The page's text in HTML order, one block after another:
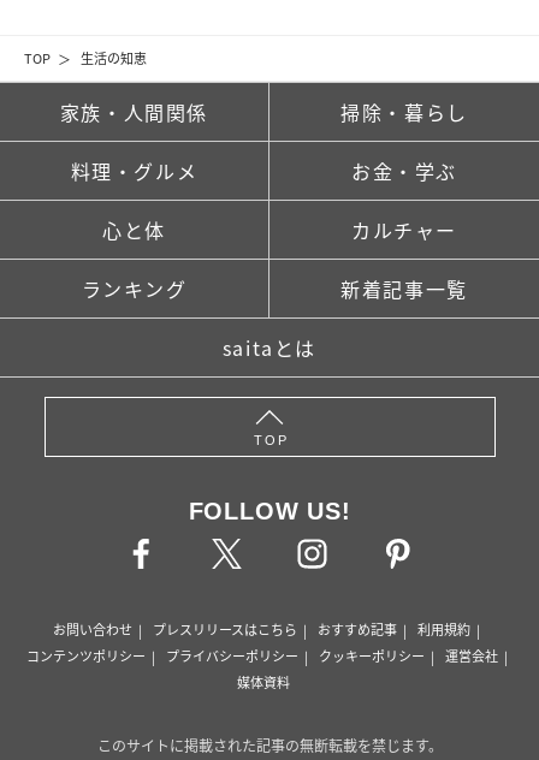
TOP 生活の知恵
家族・人間関係 掃除・暮らし
料理・グルメ お金・学ぶ
心と体 カルチャー
ランキング 新着記事一覧
saitaとは
TOP
FOLLOW US!
お問い合わせ プレスリリースはこちら おすすめ記事
利用規約
コンテンツポリシー
プライバシーポリシー クッキーポリシー
運営会社
媒体資料
このサイトに掲載された記事の無断転載を禁じます。